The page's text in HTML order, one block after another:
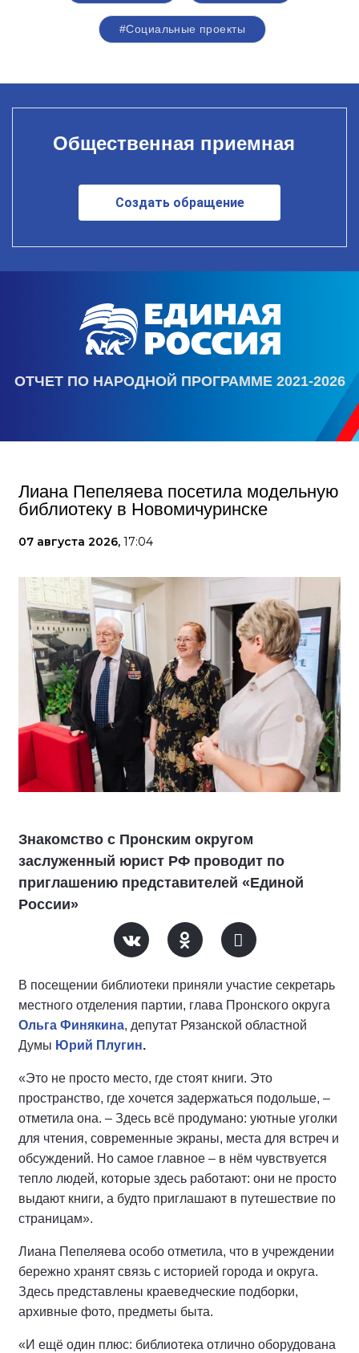
#Социальные проекты
Общественная приемная
Создать обращение
ОТЧЕТ ПО НАРОДНОЙ ПРОГРАММЕ 2021-2026
Лиана Пепеляева посетила модельную
библиотеку в Новомичуринске
07 августа 2026, 17:04
Знакомство с Пронским округом
заслуженный юрист РФ проводит по
приглашению представителей «Единой
России»
В посещении библиотеки приняли участие секретарь
местного отделения партии, глава Пронского округа
Ольга Финякина, депутат Рязанской областной
Думы Юрий Плугин.
«Это не просто место, где стоят книги. Это
пространство, где хочется задержаться подольше, –
отметила она. – Здесь всё продумано: уютные уголки
для чтения, современные экраны, места для встреч и
обсуждений. Но самое главное – в нём чувствуется
тепло людей, которые здесь работают: они не просто
выдают книги, а будто приглашают в путешествие по
страницам».
Лиана Пепеляева особо отметила, что в учреждении
бережно хранят связь с историей города и округа.
Здесь представлены краеведческие подборки,
архивные фото, предметы быта.
«И ещё один плюс: библиотека отлично оборудована